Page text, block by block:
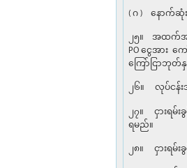
( ဂ ) နောက်ဆုံ
၂၅။ အထက်အပို
PO ငွေအား
ကြော်ငြာဘု
၂၆။ လုပ်ငန်း
၂၇။ ငှားရမ်
ရမည်။
၂၈။ ငှားရ